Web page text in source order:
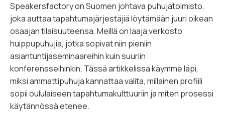
Speakersfactory on Suomen johtava puhujatoimisto,
joka auttaa tapahtumajärjestäjiä löytämään juuri oikean
osaajan tilaisuuteensa. Meillä on laaja verkosto
huippupuhujia, jotka sopivat niin pieniin
asiantuntijaseminaareihin kuin suuriin
konferensseihinkin. Tässä artikkelissa käymme läpi,
miksi ammattipuhuja kannattaa valita, millainen profiili
sopii oululaiseen tapahtumakulttuuriin ja miten prosessi
käytännössä etenee.